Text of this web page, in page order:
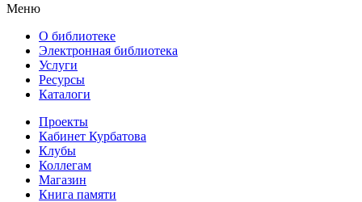
Меню
О библиотеке
Электронная библиотека
Услуги
Ресурсы
Каталоги
Проекты
Кабинет Курбатова
Клубы
Коллегам
Магазин
Книга памяти